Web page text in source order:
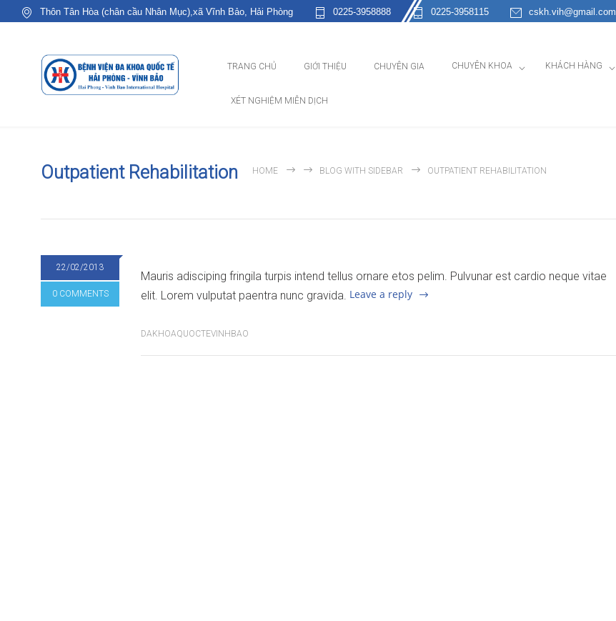
Thôn Tân Hòa (chân cầu Nhân Mục),xã Vĩnh Bảo, Hải Phòng 0225-3958888 0225-3958115 cskh.vih@gmail.com
TRANG CHỦ GIỚI THIỆU CHUYÊN GIA CHUYÊN KHOA KHÁCH HÀNG
XÉT NGHIỆM MIỄN DỊCH
Outpatient Rehabilitation HOME BLOG WITH SIDEBAR OUTPATIENT REHABILITATION
22/02/2013
0 COMMENTS
Mauris adisciping fringila turpis intend tellus ornare etos pelim. Pulvunar est cardio neque vitae
elit. Lorem vulputat paentra nunc gravida. Leave a reply
DAKHOAQUOCTEVINHBAO